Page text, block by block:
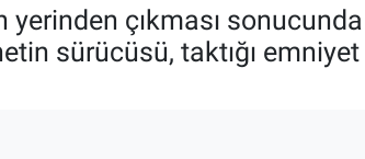
yerinden çıkması
sürücüsü, taktığı